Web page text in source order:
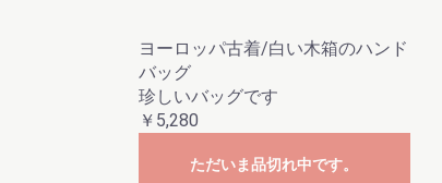
ヨーロッパ古着/白い木箱のハンド
バッグ
珍しいバッグです
￥5,280
ただいま品切れ中です。